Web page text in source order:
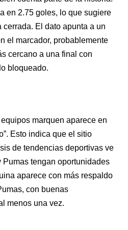
en 2.75 goles, lo que sugiere
El dato apunta a un
el marcador, probablemente
cercano a una final con
bloqueado.
marquen aparece en
Esto indica que el sitio
de tendencias deportivas ve
Pumas tengan oportunidades
aparece con más respaldo
con buenas
menos una vez.